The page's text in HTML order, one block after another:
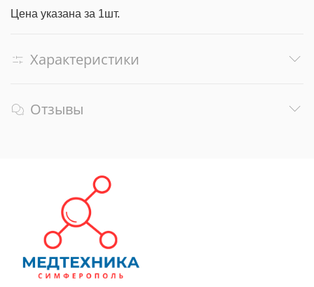
Цена указана за 1шт.
Характеристики
Отзывы